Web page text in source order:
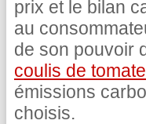
prix et le bilan
au
de son pouvoir
coulis de
émissions
choisis.